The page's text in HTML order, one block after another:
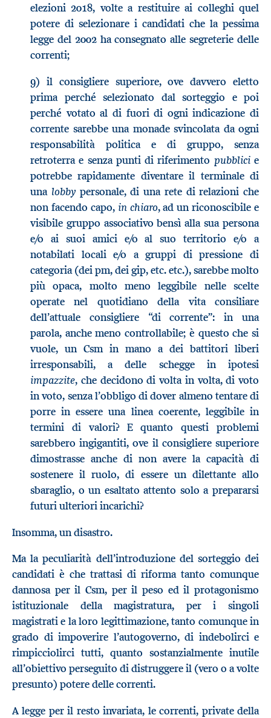
elezioni 2018, volte a restituire ai colleghi quel
potere di selezionare i candidati che la pessima
legge del 2002 ha consegnato alle segreterie delle
correnti;
9) il consigliere superiore, ove davvero eletto
prima perché selezionato dal sorteggio e poi
perché votato al di fuori di ogni indicazione di
corrente sarebbe una monade svincolata da ogni
responsabilità politica e di gruppo, senza
retroterra e senza punti di riferimento pubblicie
potrebbe rapidamente diventare il terminale di
una lobby personale, di una rete di relazioni che
non facendo capo, in chiaro, ad un riconoscibile e
visibile gruppo associativo bensì alla sua persona
e/o ai suoi amici e/o al suo territorio e/o a
notabilati locali e/o a gruppi di pressione di
categoria (dei pm, dei gip, etc. etc.), sarebbe molto
più opaca, molto meno leggibile nelle scelte
operate nel quotidiano della vita consiliare
dell’attuale consigliere “di corrente”: in una
parola, anche meno controllabile; è questo che si
vuole, un Csm in mano a dei battitori liberi
irresponsabili, a delle schegge in ipotesi
impazzite, che decidono di volta in volta, di voto
in voto, senza l’obbligo di dover almeno tentare di
porre in essere una linea coerente, leggibile in
termini di valori? E quanto questi problemi
sarebbero ingigantiti, ove il consigliere superiore
dimostrasse anche di non avere la capacità di
sostenere il ruolo, di essere un dilettante allo
sbaraglio, o un esaltato attento solo a prepararsi
futuri ulteriori incarichi?
Insomma, un disastro.
Ma la peculiarità dell’introduzione del sorteggio dei
candidati è che trattasi di riforma tanto comunque
dannosa per il Csm, per il peso ed il protagonismo
istituzionale della magistratura, per i singoli
magistrati e la loro legittimazione, tanto comunque in
grado di impoverire l’autogoverno, di indebolirci e
rimpicciolirci tutti, quanto sostanzialmente inutile
all’obiettivo perseguito di distruggere il (vero o a volte
presunto) potere delle correnti.
A legge per il resto invariata, le correnti, private della